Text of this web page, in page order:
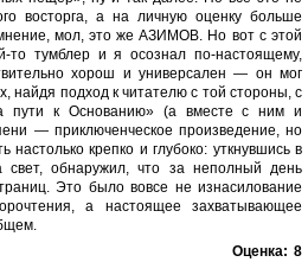
восторга, а на личную оценку больше
мол, это же АЗИМОВ. Но вот с этой
то тумблер и я осознал по-настоящему,
хорош и универсален — он мог
найдя подход к читателю с той стороны, с
пути к Основанию» (а вместе с ним и
— приключенческое произведение, но
настолько крепко и глубоко: уткнувшись в
свет, обнаружил, что за неполный день
Это было вовсе не изнасилование
а настоящее захватывающее
Оценка: 8